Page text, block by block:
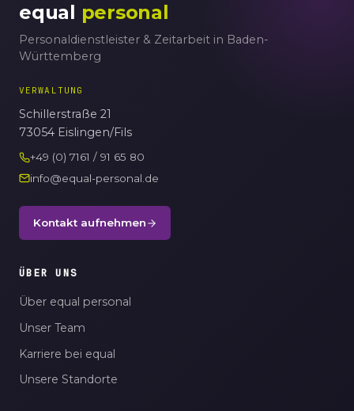
equal personal
Personaldienstleister & Zeitarbeit in Baden-
Württemberg
VERWALTUNG
Schillerstraße 21
73054 Eislingen/Fils
+49 (0) 7161 / 91 65 80
info@equal-personal.de
Kontakt aufnehmen
ÜBER UNS
Über equal personal
Unser Team
Karriere bei equal
Unsere Standorte